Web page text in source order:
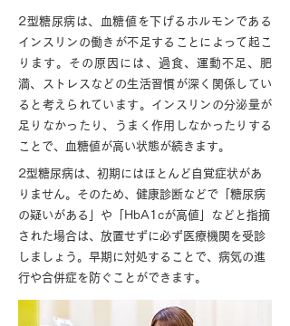
2型糖尿病は、血糖値を下げるホルモンである
インスリンの働きが不足することによって起こ
ります。その原因には、過食、運動不足、肥
満、ストレスなどの生活習慣が深く関係してい
ると考えられています。インスリンの分泌量が
足りなかったり、うまく作用しなかったりする
ことで、血糖値が高い状態が続きます。
2型糖尿病は、初期にはほとんど自覚症状があ
りません。そのため、健康診断などで「糖尿病
の疑いがある」や「HbA1cが高値」などと指摘
された場合は、放置せずに必ず医療機関を受診
しましょう。早期に対処することで、病気の進
行や合併症を防ぐことができます。